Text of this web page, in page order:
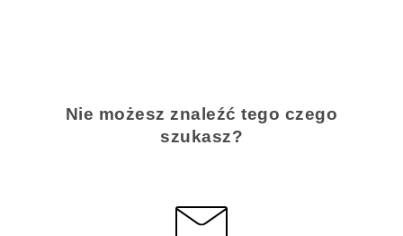
Nie możesz znaleźć tego czego
szukasz?